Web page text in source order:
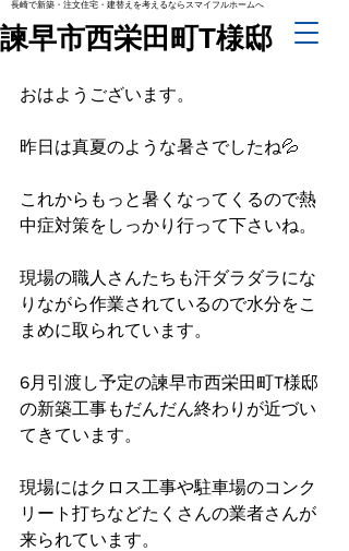
長崎で新築・注文住宅・建替えを考えるならスマイフルホームへ
諫早市西栄田町T様邸
おはようございます。
昨日は真夏のような暑さでしたね💦
これからもっと暑くなってくるので熱
中症対策をしっかり行って下さいね。
現場の職人さんたちも汗ダラダラにな
りながら作業されているので水分をこ
まめに取られています。
6月引渡し予定の諫早市西栄田町T様邸
の新築工事もだんだん終わりが近づい
てきています。
現場にはクロス工事や駐車場のコンク
リート打ちなどたくさんの業者さんが
来られています。